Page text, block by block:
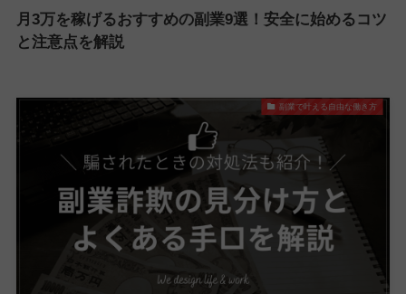
月3万を稼げるおすすめの副業9選！安全に始めるコツ
と注意点を解説
副業で叶える自由な働き方